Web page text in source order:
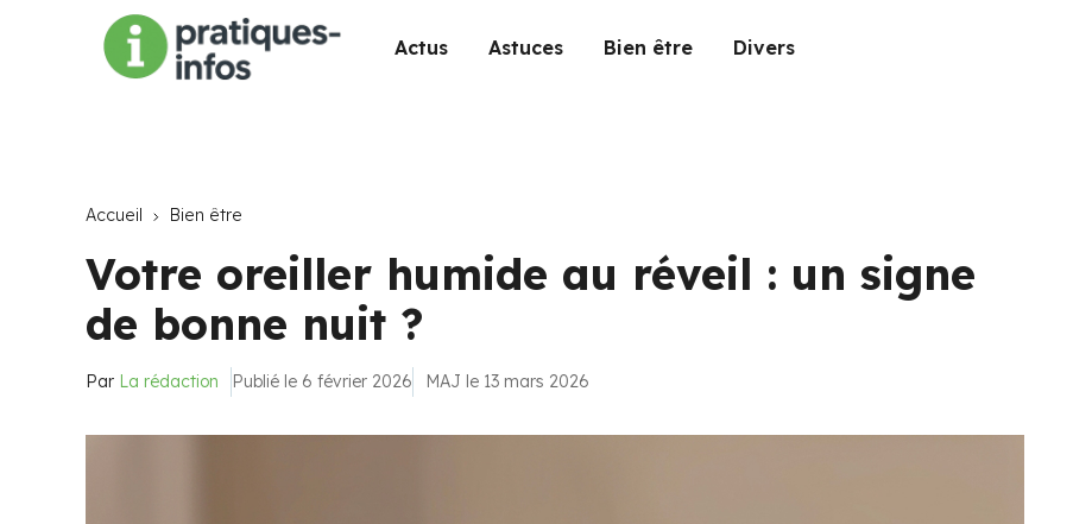
Actus Astuces Bien être Divers
Accueil Bien être
Votre oreiller humide au réveil : un signe
de bonne nuit ?
Par La rédaction Publié le 6 février 2026 MAJ le 13 mars 2026